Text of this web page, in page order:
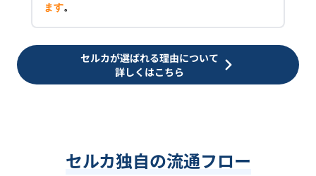
ます。
セルカが選ばれる理由について
詳しくはこちら
セルカ独自の流通フロー